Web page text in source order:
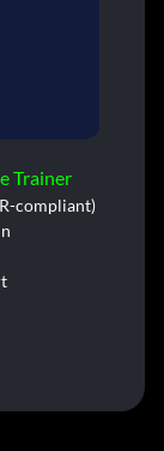
Trainer
compliant)